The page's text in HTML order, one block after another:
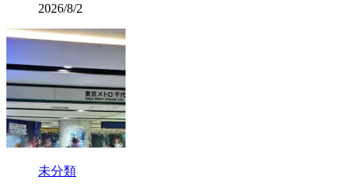
2026/8/2
未分類